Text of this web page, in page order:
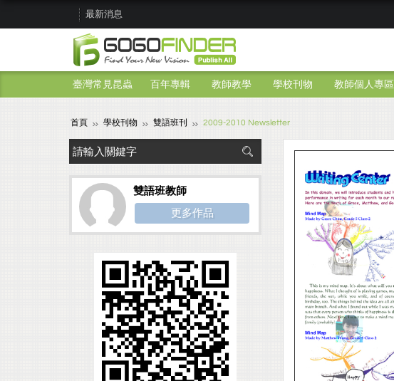
最新消息
臺灣常見昆蟲 百年專輯 教師教學 學校刊物 教師個人專區
首頁 學校刊物 雙語班刊 2009-2010 Newsletter
雙語班教師
更多作品